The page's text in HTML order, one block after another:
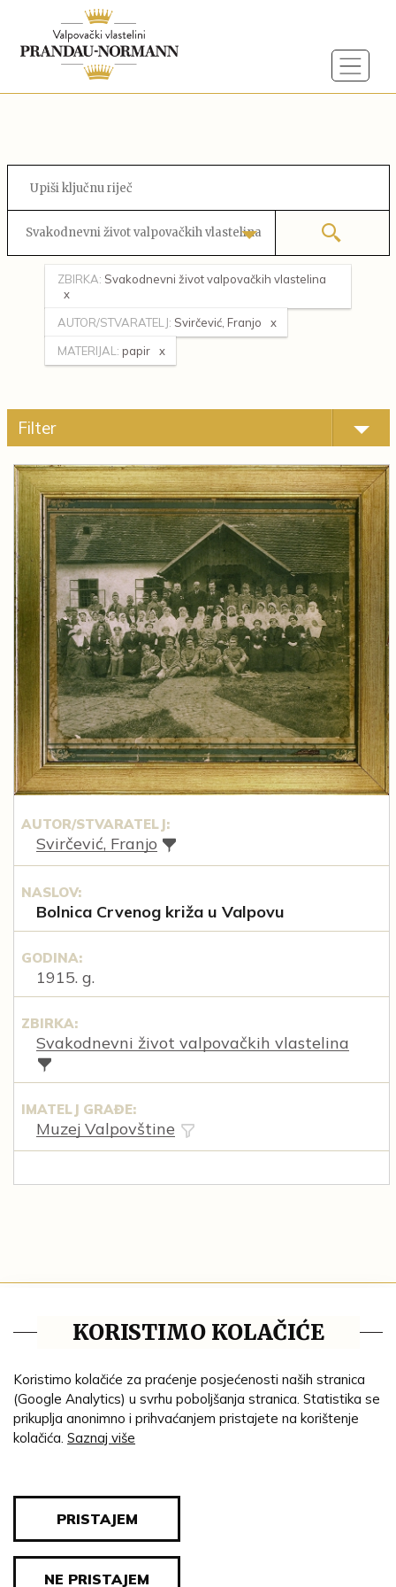
Svakodnevni život valpovačkih vlastelina
ZBIRKA: Svakodnevni život valpovačkih vlastelina
AUTOR/STVARATELJ: Svirčević, Franjo
MATERIJAL: papir
Filter
AUTOR/STVARATELJ:
Svirčević, Franjo
NASLOV:
Bolnica Crvenog križa u Valpovu
GODINA:
1915. g.
ZBIRKA:
Svakodnevni život valpovačkih vlastelina
IMATELJ GRAĐE:
Muzej Valpovštine
Impresum
Ustanove
Lenta vremena
Genealogija
KORISTIMO KOLAČIĆE
Koristimo kolačiće za praćenje posjećenosti naših stranica
(Google Analytics) u svrhu poboljšanja stranica. Statistika se
prikuplja anonimno i prihvaćanjem pristajete na korištenje
kolačića. Saznaj više
PRISTAJEM
NE PRISTAJEM